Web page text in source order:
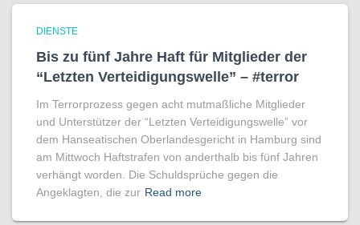
DIENSTE
Bis zu fünf Jahre Haft für Mitglieder der
“Letzten Verteidigungswelle” – #terror
Im Terrorprozess gegen acht mutmaßliche Mitglieder
und Unterstützer der “Letzten Verteidigungswelle” vor
dem Hanseatischen Oberlandesgericht in Hamburg sind
am Mittwoch Haftstrafen von anderthalb bis fünf Jahren
verhängt worden. Die Schuldsprüche gegen die
Angeklagten, die zur Read more